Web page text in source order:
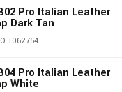
soitinlaukkuja,
Pro Italian Leather
Dark Tan
1062754
Pro Italian Leather
White